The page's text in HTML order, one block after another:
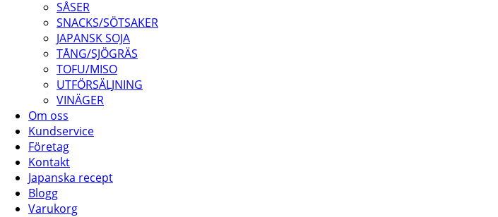
SÅSER
SNACKS/SÖTSAKER
JAPANSK SOJA
TÅNG/SJÖGRÄS
TOFU/MISO
UTFÖRSÄLJNING
VINÄGER
Om oss
Kundservice
Företag
Kontakt
Japanska recept
Blogg
Varukorg